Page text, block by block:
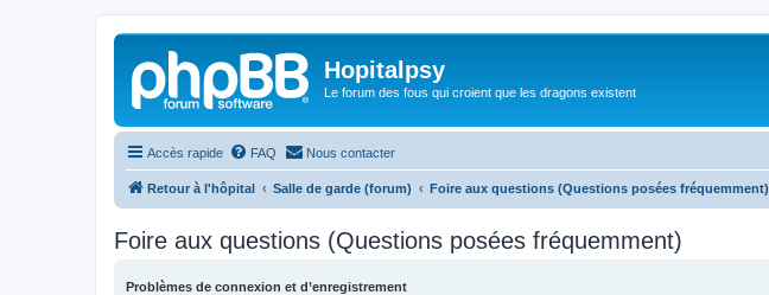
Hopitalpsy
Le forum des fous qui croient que les dragons existent
Accès rapide FAQ Nous contacter
Retour à l'hôpital Salle de garde (forum) Foire aux questions (Questions posées fréquemment)
Foire aux questions (Questions posées fréquemment)
Problèmes de connexion et d’enregistrement